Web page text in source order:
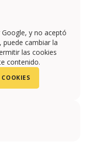
y no aceptó
cambiar la
las cookies
contenido.